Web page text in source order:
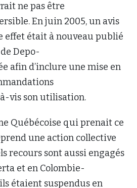
ne pas être
En juin 2005, un avis
effet était à nouveau publié
Depo-
afin d’inclure une mise en
vis son utilisation.
Québécoise qui prenait ce
une action collective
recours sont aussi engagés
et en Colombie-
étaient suspendus en